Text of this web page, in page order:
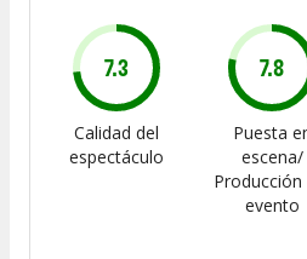
7.3
Calidad del
espectáculo
7.8
Puesta
escena/
Producción
evento